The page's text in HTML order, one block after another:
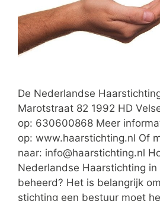
De Nederlandse
Marotstraat 82 1992 HD
op: 630600868 Meer
op: www.haarstichting.nl Of
naar: info@haarstichting.nl
Nederlandse Haarstichting in
beheerd? Het is belangrijk
stichting een bestuur moet